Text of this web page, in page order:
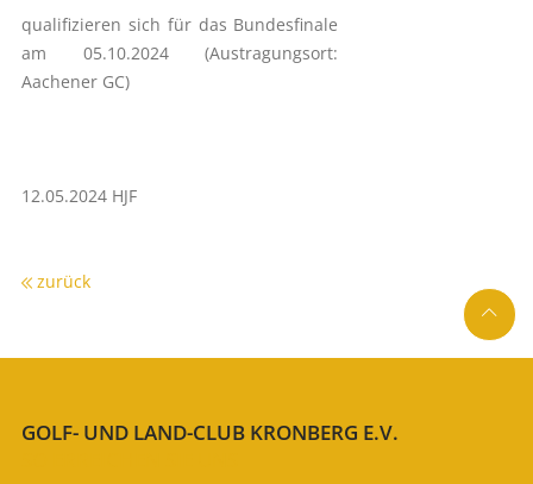
qualifizieren sich für das Bundesfinale
am 05.10.2024 (Austragungsort:
Aachener GC)
12.05.2024 HJF
zurück

GOLF- UND LAND-CLUB KRONBERG E.V.